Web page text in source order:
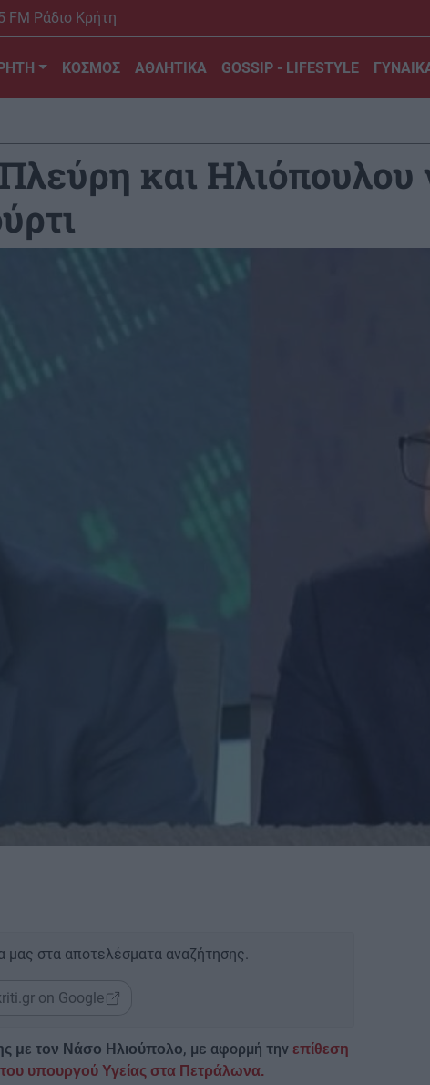
FM Ράδιο Κρήτη
ΚΟΣΜΟΣ ΑΘΛΗΤΙΚΑ GOSSIP - LIFESTYLE
και Ηλιόπουλου
μας στα αποτελέσματα αναζήτησης.
on Google
με τον Νάσο Ηλιούπολο, με αφορμή την επίθεση
υπουργού Υγείας στα Πετράλωνα.